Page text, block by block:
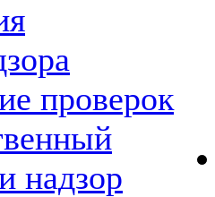
проверок
надзор